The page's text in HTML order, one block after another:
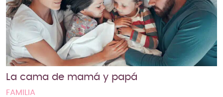
La cama de mamá y papá
FAMILIA